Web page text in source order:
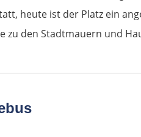
heute ist der Platz ein
zu den Stadtmauern und